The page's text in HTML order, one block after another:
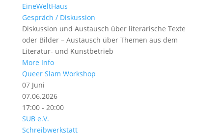
EineWeltHaus
Gespräch / Diskussion
Diskussion und Austausch über literarische Texte
oder Bilder – Austausch über Themen aus dem
Literatur- und Kunstbetrieb
More Info
Queer Slam Workshop
07 Juni
07.06.2026
17:00 - 20:00
SUB e.V.
Schreibwerkstatt